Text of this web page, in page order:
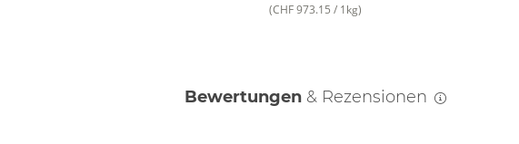
(CHF 973.15 / 1kg)
Bewertungen & Rezensionen